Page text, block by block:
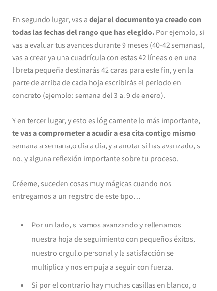
En segundo lugar, vas a dejar el documento ya creado con
todas las fechas del rango que has elegido. Por ejemplo, si
vas a evaluar tus avances durante 9 meses (40-42 semanas),
vas a crear ya una cuadrícula con estas 42 líneas o en una
libreta pequeña destinarás 42 caras para este fin, y en la
parte de arriba de cada hoja escribirás el período en
concreto (ejemplo: semana del 3 al 9 de enero).
Y en tercer lugar, y esto es lógicamente lo más importante,
te vas a comprometer a acudir a esa cita contigo mismo
semana a semana,o día a día, y a anotar si has avanzado, si
no, y alguna reflexión importante sobre tu proceso.
Créeme, suceden cosas muy mágicas cuando nos
entregamos a un registro de este tipo…
Por un lado, si vamos avanzando y rellenamos
nuestra hoja de seguimiento con pequeños éxitos,
nuestro orgullo personal y la satisfacción se
multiplica y nos empuja a seguir con fuerza.
Si por el contrario hay muchas casillas en blanco, o